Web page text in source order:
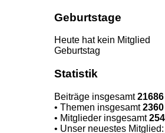
Geburtstage
Heute hat kein Mitglied
Geburtstag
Statistik
Beiträge insgesamt21686
• Themen insgesamt2360
• Mitglieder insgesamt254
• Unser neuestes Mitglied: